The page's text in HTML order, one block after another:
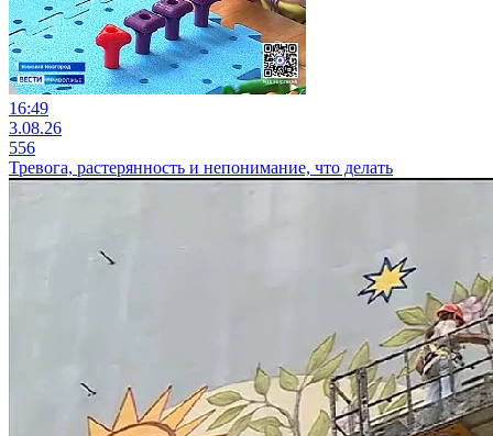
16:49
3.08.26
556
Тревога, растерянность и непонимание, что делать